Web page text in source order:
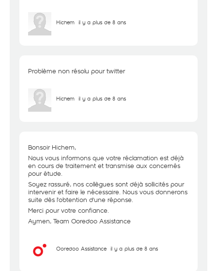
Hichem il y a plus de 8 ans
Problème non résolu pour twitter
Hichem il y a plus de 8 ans
Bonsoir Hichem,
Nous vous informons que votre réclamation est déjà
en cours de traitement et transmise aux concernés
pour étude.
Soyez rassuré, nos collègues sont déjà sollicités pour
intervenir et faire le nécessaire. Nous vous donnerons
suite dès l'obtention d'une réponse.
Merci pour votre confiance.
Aymen, Team Ooredoo Assistance
Ooredoo Assistance il y a plus de 8 ans